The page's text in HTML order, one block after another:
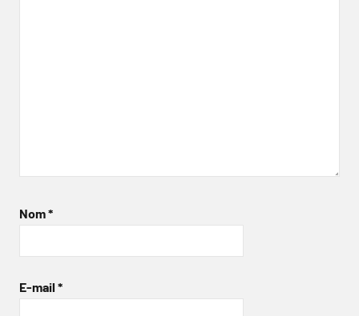
Nom*
E-mail *